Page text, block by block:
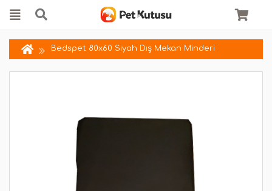
Bedspet 80x60 Siyah Dış Mekan Minderi